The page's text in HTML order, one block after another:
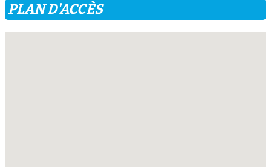
PLAN D'ACCÈS